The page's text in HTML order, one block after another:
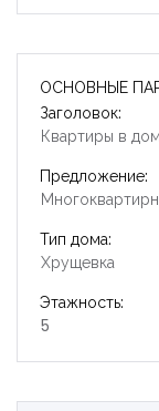
ОСНОВНЫЕ
Заголовок:
Квартиры в
Предложение:
Тип дома:
Хрущевка
Этажность:
5